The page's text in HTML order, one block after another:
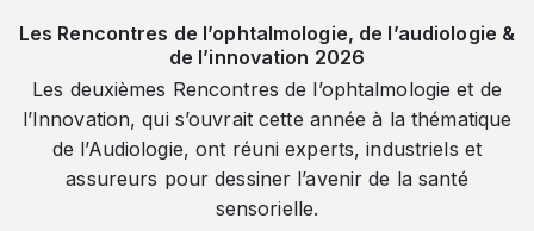
Les Rencontres de l’ophtalmologie, de l’audiologie &
de l’innovation 2026
Les deuxièmes Rencontres de l’ophtalmologie et de
l’Innovation, qui s’ouvrait cette année à la thématique
de l’Audiologie, ont réuni experts, industriels et
assureurs pour dessiner l’avenir de la santé
sensorielle.